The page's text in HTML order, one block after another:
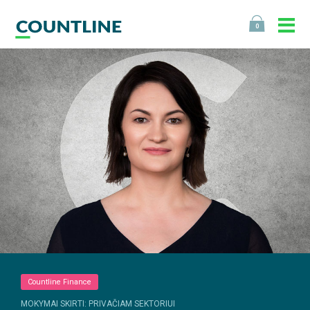
0
Countline Finance
MOKYMAI SKIRTI: PRIVAČIAM SEKTORIUI